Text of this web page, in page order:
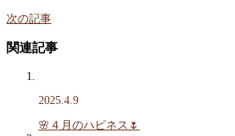
次の記事
関連記事
2025.4.9
🌸４月のハピネス🌷